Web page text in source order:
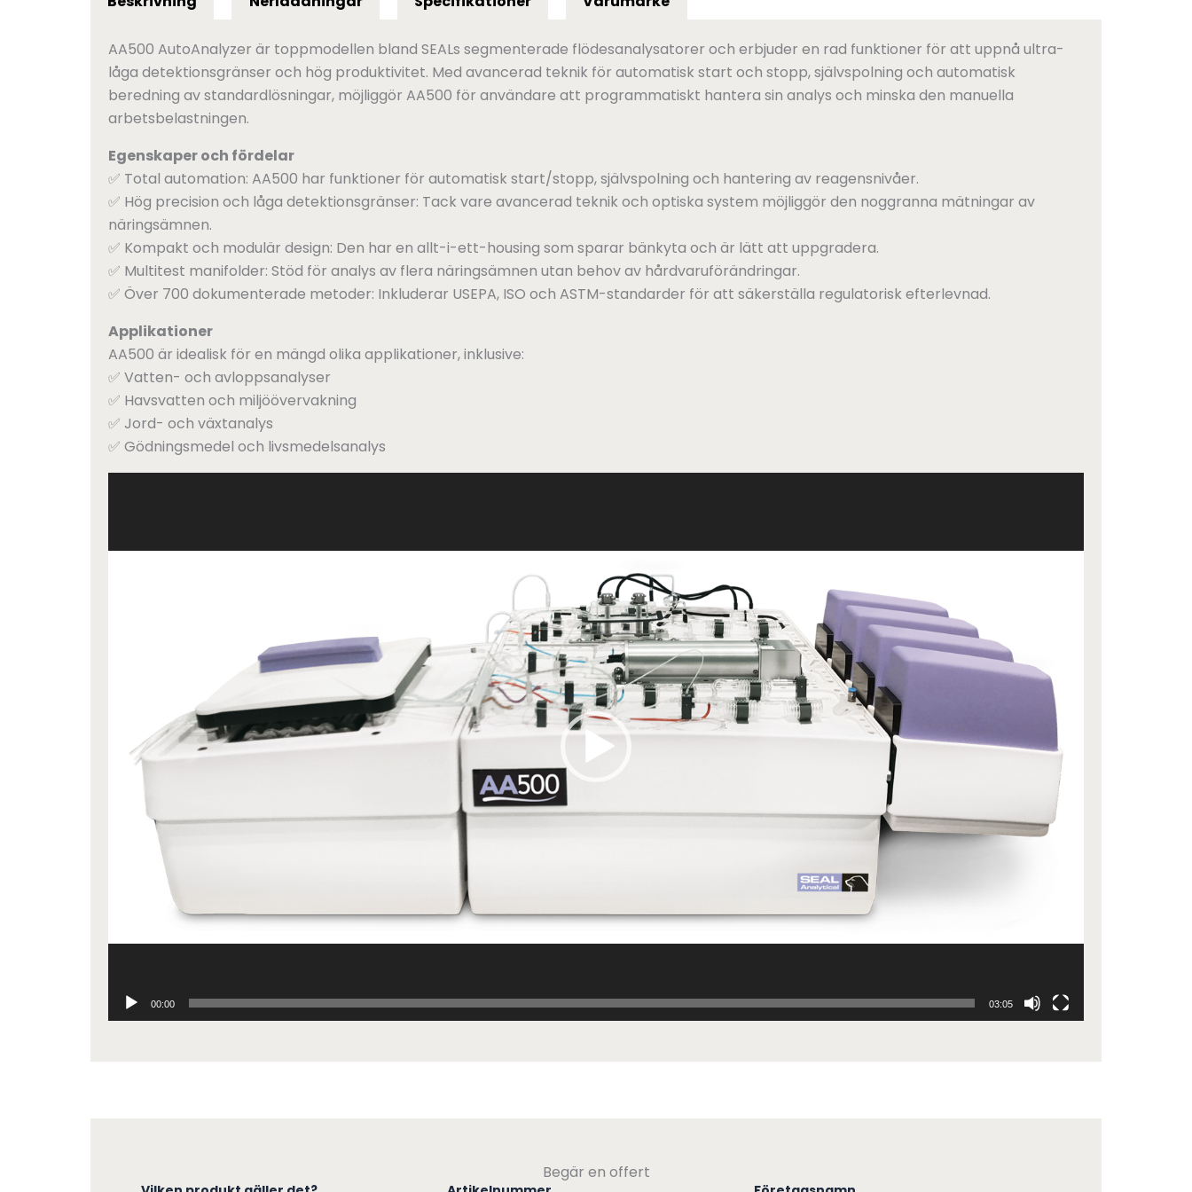
AA500 AutoAnalyzer är toppmodellen bland SEALs segmenterade flödesanalysatorer och erbjuder en rad funktioner för att uppnå ultra-
låga detektionsgränser och hög produktivitet. Med avancerad teknik för automatisk start och stopp, självspolning och automatisk
beredning av standardlösningar, möjliggör AA500 för användare att programmatiskt hantera sin analys och minska den manuella
arbetsbelastningen.
Egenskaper och fördelar
✅ Total automation: AA500 har funktioner för automatisk start/stopp, självspolning och hantering av reagensnivåer.
✅ Hög precision och låga detektionsgränser: Tack vare avancerad teknik och optiska system möjliggör den noggranna mätningar av
näringsämnen.
✅ Kompakt och modulär design: Den har en allt-i-ett-housing som sparar bänkyta och är lätt att uppgradera.
✅ Multitest manifolder: Stöd för analys av flera näringsämnen utan behov av hårdvaruförändringar.
✅ Över 700 dokumenterade metoder: Inkluderar USEPA, ISO och ASTM-standarder för att säkerställa regulatorisk efterlevnad.
Applikationer
AA500 är idealisk för en mängd olika applikationer, inklusive:
✅ Vatten- och avloppsanalyser
✅ Havsvatten och miljöövervakning
✅ Jord- och växtanalys
✅ Gödningsmedel och livsmedelsanalys
00:00 03:05
Begär en offert